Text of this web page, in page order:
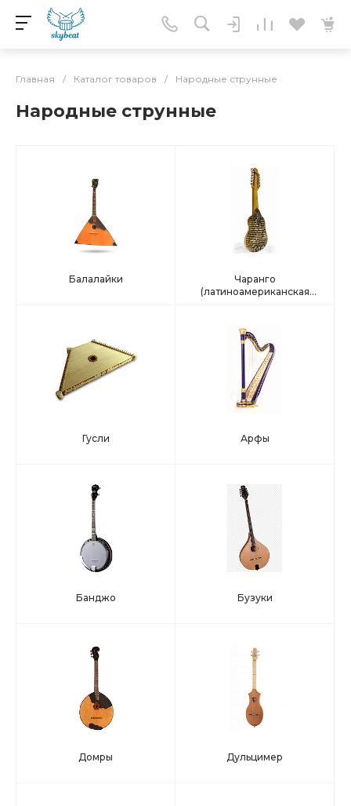
Главная / Каталог товаров / Народные струнные
Народные струнные
Балалайки
Чаранго
(латиноамериканская
Гусли Арфы
Банджо Бузуки
Домры Дульцимер